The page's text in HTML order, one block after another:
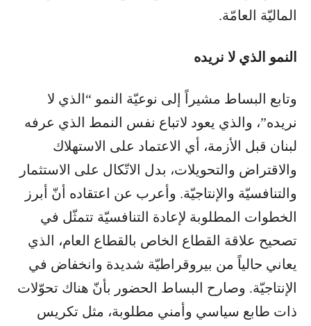
الماليّة العامّة.
النمو الذي لا نريده
وتابع البساط مشيراً إلى نوعيّة النمو “الذي لا
نريده”، والذي يعود لاتباع نفس النمط الذي عرفه
لبنان قبل الأزمة، أي الاعتماد على الاستهلاك
والاقتراض والتحويلات، بدل الاتّكال على الاستثمار
والتنافسيّة والإنتاجيّة. وأعرب عن اعتقاده أنّ أبرز
الخطوات المطلوبة لإعادة التنافسيّة تتمثّل في
تصحيح علاقة القطاع الخاص بالقطاع العام، الذي
يعاني حالياً من بيروقراطيّة شديدة وانخفاض في
الإنتاجيّة. وصارح البساط الحضور بأنّ هناك تحوّلات
ذات طابع سياسي وأمني مطلوبة، مثل تكريس